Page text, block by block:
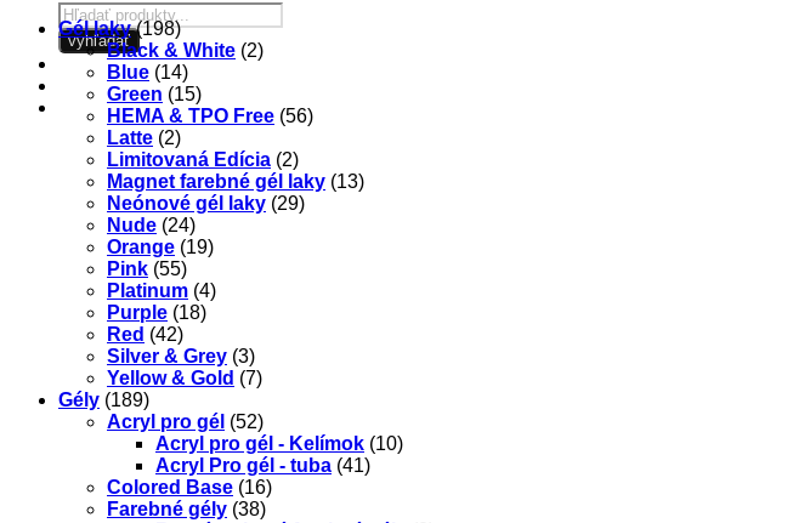
Products
search
vyhľadať
Gél laky (198)
Black & White (2)
Blue (14)
Green (15)
HEMA & TPO Free (56)
Latte (2)
Limitovaná Edícia (2)
Magnet farebné gél laky (13)
Neónové gél laky (29)
Nude (24)
Orange (19)
Pink (55)
Platinum (4)
Purple (18)
Red (42)
Silver & Grey (3)
Yellow & Gold (7)
Gély (189)
Acryl pro gél (52)
Acryl pro gél - Kelímok (10)
Acryl Pro gél - tuba (41)
Colored Base (16)
Farebné gély (38)